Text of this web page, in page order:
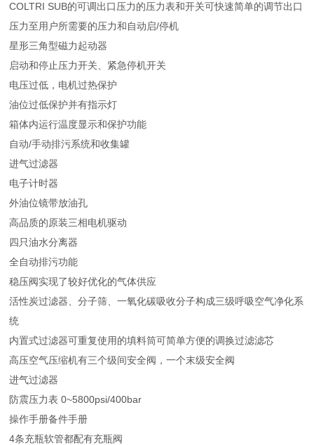
COLTRI SUB的可调出口压力的压力表和开关可快速简单的调节出口
压力至用户所需要的压力和自动启/停机
星形三角型磁力起动器
启动和停止压力开关、紧急停机开关
电压过低，电机过热保护
油位过低保护并有指示灯
箱体内运行温度显示和保护功能
自动/手动排污系统和收集罐
进气过滤器
电子计时器
外油位镜带放油孔
高品质的原装三相电机驱动
四只油水分离器
全自动排污功能
稳压阀实现了较好优化的气体供应
活性炭过滤器、分子筛、一氧化碳吸收分子构成三级呼吸空气净化系
统
内置式过滤器可重复使用的填料筒可简单方便的调换过滤滤芯
高压空气压缩机有三个级间安全阀，一个末级安全阀
进气过滤器
防震压力表 0~5800psi/400bar
操作手册备件手册
4条充瓶软管都配有充瓶阀